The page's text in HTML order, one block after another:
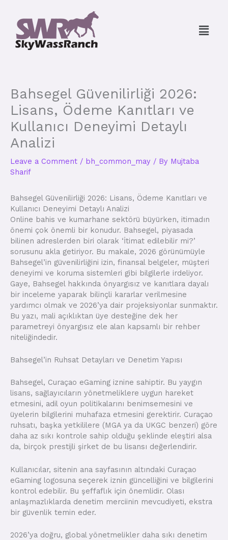
content
Menu
Bahsegel Güvenilirliği 2026:
Lisans, Ödeme Kanıtları ve
Kullanıcı Deneyimi Detaylı
Analizi
Leave a Comment / bh_common_may / By Mujtaba
Sharif
Bahsegel Güvenilirliği 2026: Lisans, Ödeme Kanıtları ve
Kullanıcı Deneyimi Detaylı Analizi
Online bahis ve kumarhane sektörü büyürken, itimadın
önemi çok önemli bir konudur. Bahsegel, piyasada
bilinen adreslerden biri olarak ‘İtimat edilebilir mi?’
sorusunu akla getiriyor. Bu makale, 2026 görünümüyle
Bahsegel’in güvenilirliğini izin, finansal belgeler, müşteri
deneyimi ve koruma sistemleri gibi bilgilerle irdeliyor.
Gaye, Bahsegel hakkında önyargısız ve kanıtlara dayalı
bir inceleme yaparak bilinçli kararlar verilmesine
yardımcı olmak ve 2026’ya dair projeksiyonlar sunmaktır.
Bu yazı, mali açıklıktan üye desteğine dek her
parametreyi önyargısız ele alan kapsamlı bir rehber
niteliğindedir.
Bahsegel’in Ruhsat Detayları ve Denetim Yapısı
Bahsegel, Curaçao eGaming iznine sahiptir. Bu yaygın
lisans, sağlayıcıların yönetmeliklere uygun hareket
etmesini, adil oyun politikalarını benimsemesini ve
üyelerin bilgilerini muhafaza etmesini gerektirir. Curaçao
ruhsatı, başka yetkililere (MGA ya da UKGC benzeri) göre
daha az sıkı kontrole sahip olduğu şeklinde eleştiri alsa
da, birçok prestijli şirket de bu lisansı değerlendirir.
Kullanıcılar, sitenin ana sayfasının altındaki Curaçao
eGaming logosuna seçerek iznin güncelliğini ve bilgilerini
kontrol edebilir. Bu şeffaflık için önemlidir. Olası
anlaşmazlıklarda denetim merciinin mevcudiyeti, ekstra
bir güvenlik temin eder.
2026’ya doğru, global yönetmelikler daha sıkı denetim